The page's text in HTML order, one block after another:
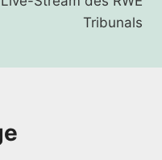
Tribunals